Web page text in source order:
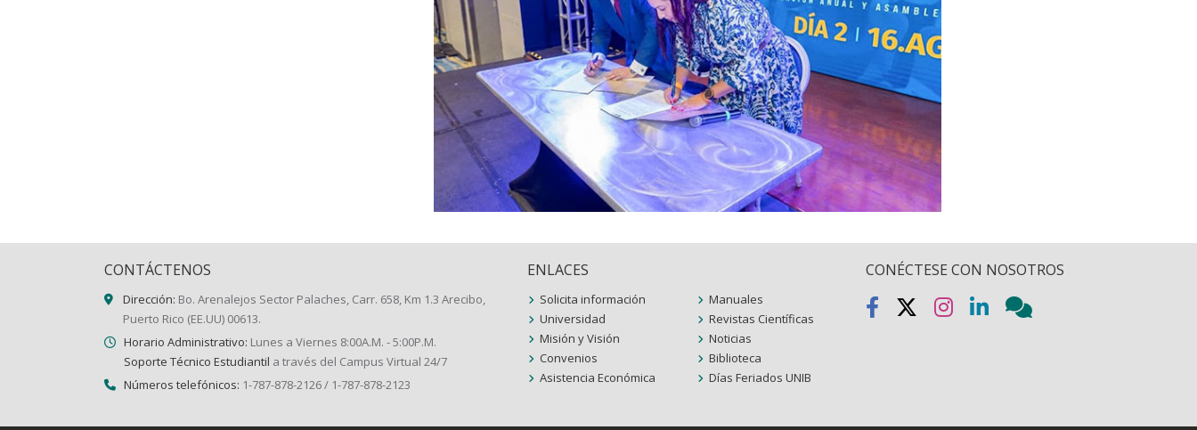
CONTÁCTENOS
Dirección: Bo. Arenalejos Sector Palaches, Carr. 658, Km 1.3 Arecibo,
Puerto Rico (EE.UU) 00613.
Horario Administrativo: Lunes a Viernes 8:00A.M. - 5:00P.M.
Soporte Técnico Estudiantil a través del Campus Virtual 24/7
Números telefónicos: 1-787-878-2126 / 1-787-878-2123
ENLACES
Solicita información
Universidad
Misión y Visión
Convenios
Asistencia Económica
Manuales
Revistas Científicas
Noticias
Biblioteca
Días Feriados UNIB
CONÉCTESE CON NOSOTROS